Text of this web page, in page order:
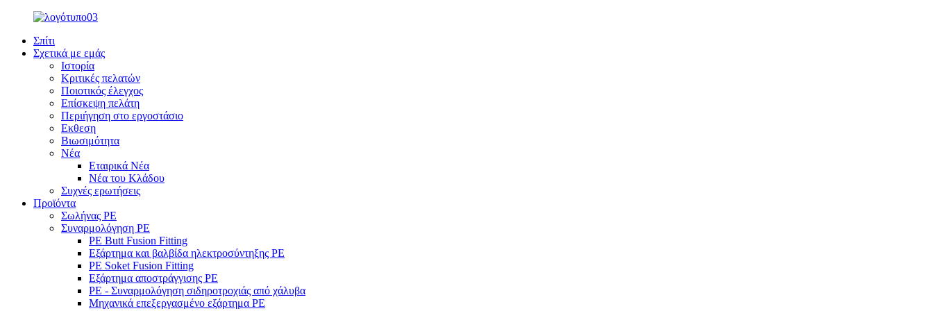
Σπίτι
Σχετικά με εμάς
Ιστορία
Κριτικές πελατών
Ποιοτικός έλεγχος
Επίσκεψη πελάτη
Περιήγηση στο εργοστάσιο
Εκθεση
Βιωσιμότητα
Νέα
Εταιρικά Νέα
Νέα του Κλάδου
Συχνές ερωτήσεις
Προϊόντα
Σωλήνας PE
Συναρμολόγηση PE
PE Butt Fusion Fitting
Εξάρτημα και βαλβίδα ηλεκτροσύντηξης PE
PE Soket Fusion Fitting
Εξάρτημα αποστράγγισης PE
PE - Συναρμολόγηση σιδηροτροχιάς από χάλυβα
Μηχανικά επεξεργασμένο εξάρτημα PE